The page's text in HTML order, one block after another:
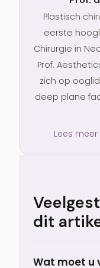
Plastisch
eerste
Chirurgie in
Prof.
zich op
deep plane
Lees
dit
Wat moet u